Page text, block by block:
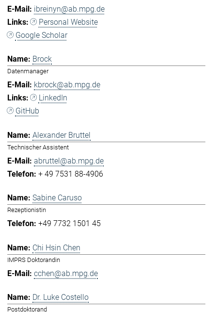
ibreinyn@ab.mpg.de
Personal Website
Google Scholar
Brock
Datenmanager
kbrock@ab.mpg.de
LinkedIn
GitHub
Alexander Bruttel
Technischer Assistent
abruttel@ab.mpg.de
+ 49 7531 88-4906
Sabine Caruso
Rezeptionistin
+49 7732 1501 45
Chi Hsin Chen
IMPRS Doktorandin
cchen@ab.mpg.de
Dr. Luke Costello
Postdoktorand